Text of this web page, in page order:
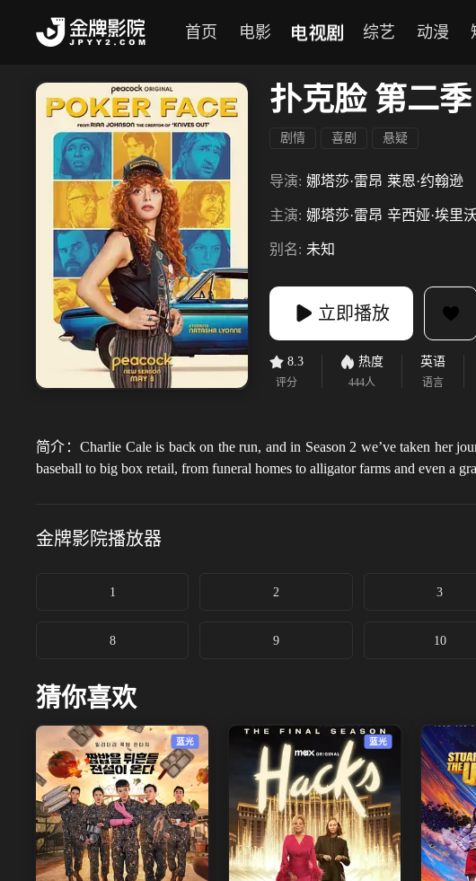
首页 电影 电视剧 综艺 动漫
扑克脸 第二季
剧情 喜剧 悬疑
导演: 娜塔莎·雷昂 莱恩·约翰逊
主演: 娜塔莎·雷昂 辛西娅·埃里
别名: 未知
立即播放
8.3
评分
热度
444人
英语
语言
简介：Charlie Cale is back on the run, and in Season 2 we’ve taken her
baseball to big box retail, from funeral homes to alligator farms and even a
金牌影院播放器
1 2 3
8 9 10
猜你喜欢
蓝光 蓝光